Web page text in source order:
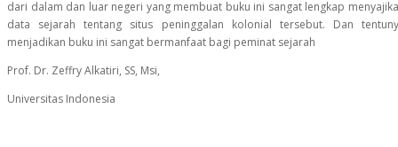
dari dalam dan luar negeri yang membuat buku ini sangat lengkap
data sejarah tentang situs peninggalan kolonial tersebut. Dan
menjadikan buku ini sangat bermanfaat bagi peminat sejarah
Prof. Dr. Zeffry Alkatiri, SS, Msi,
Universitas Indonesia